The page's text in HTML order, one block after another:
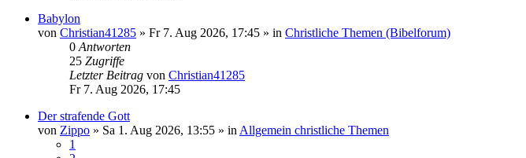
Babylon
von Christian41285 » Fr 7. Aug 2026, 17:45 » in Christliche Themen (Bibelforum)
0 Antworten
25 Zugriffe
Letzter Beitrag von Christian41285
Fr 7. Aug 2026, 17:45
Der strafende Gott
von Zippo » Sa 1. Aug 2026, 13:55 » in Allgemein christliche Themen
1